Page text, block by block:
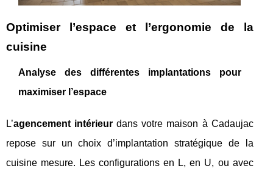
Optimiser l’espace et l’ergonomie de la
cuisine
Analyse des différentes implantations pour
maximiser l’espace
L’agencement intérieur dans votre maison à Cadaujac
repose sur un choix d’implantation stratégique de la
cuisine mesure. Les configurations en L, en U, ou avec